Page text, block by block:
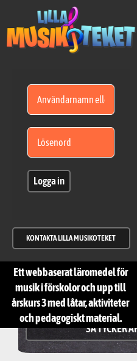
innehållet
Logga in
KONTAKTA LILLA MUSIKOTEKET
Ett webbaserat läromedel för
musik i förskolor och upp till
årskurs 3 med låtar, aktiviteter
och pedagogiskt material.
SÅ TYCKER